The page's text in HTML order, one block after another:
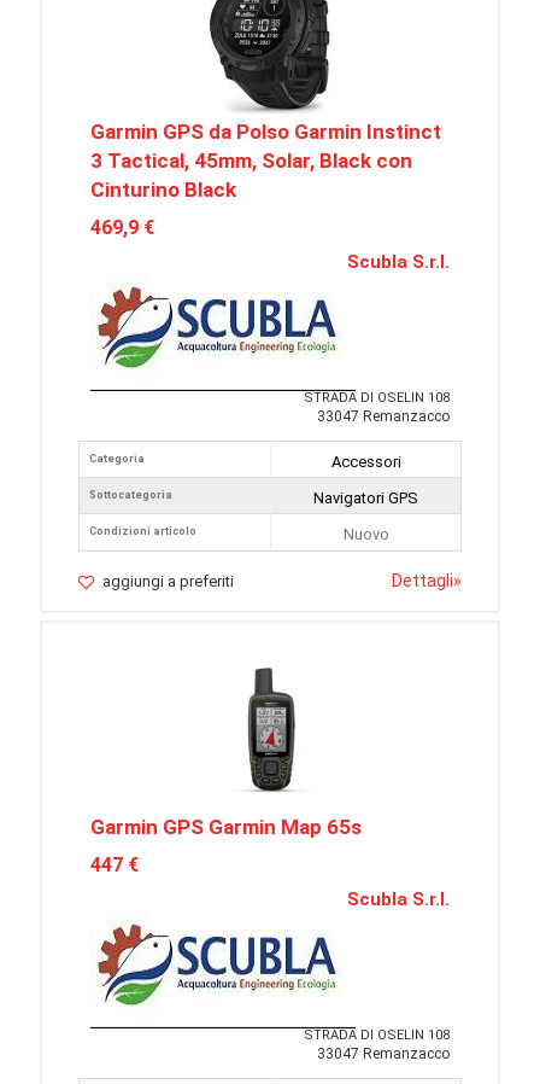
Garmin GPS da Polso Garmin Instinct
3 Tactical, 45mm, Solar, Black con
Cinturino Black
469,9 €
Scubla S.r.l.
STRADA DI OSELIN 108
33047 Remanzacco
Categoria
Sottocategoria
Condizioni articolo
Accessori
Navigatori GPS
Nuovo
aggiungi a preferiti Dettagli»
Garmin GPS Garmin Map 65s
447 €
Scubla S.r.l.
STRADA DI OSELIN 108
33047 Remanzacco